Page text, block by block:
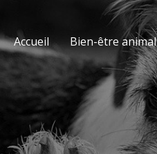
Accueil Bien-être animal